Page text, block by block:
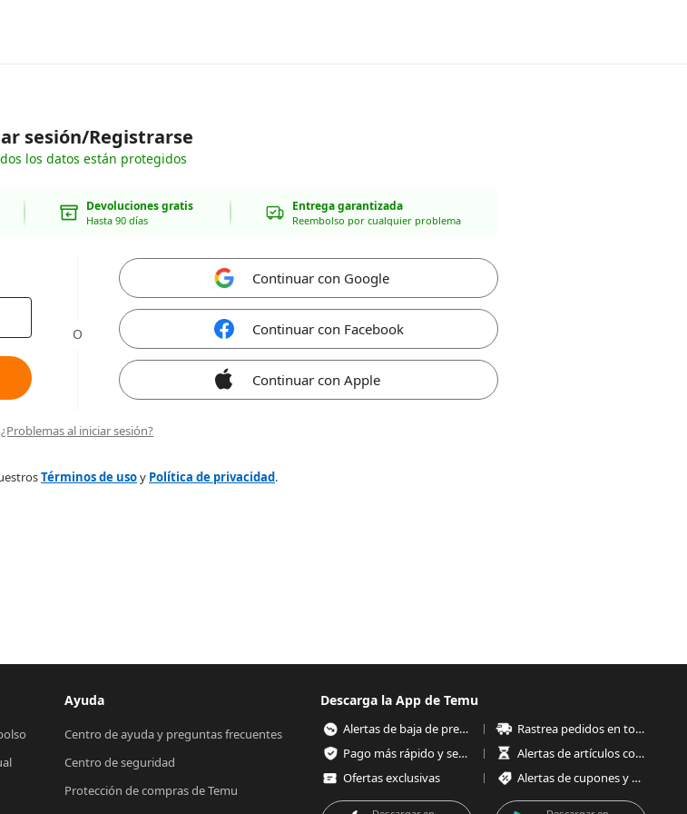
sesión/Registrarse
los datos están protegidos
Devoluciones gratis
Hasta 90 días
Entrega garantizada
Reembolso por cualquier problema
O
Continuar con Google
Continuar con Facebook
Continuar con Apple
¿Problemas al iniciar sesión?
Términos de usoy Política de privacidad.
Ayuda
Centro de ayuda y preguntas frecuentes
Centro de seguridad
Protección de compras de Temu
Descarga la App de Temu
Alertas de baja de precios
Rastrea pedidos en todo momento
Pago más rápido y seguro
Alertas de artículos con poco stock
Ofertas exclusivas
Alertas de cupones y ofertas